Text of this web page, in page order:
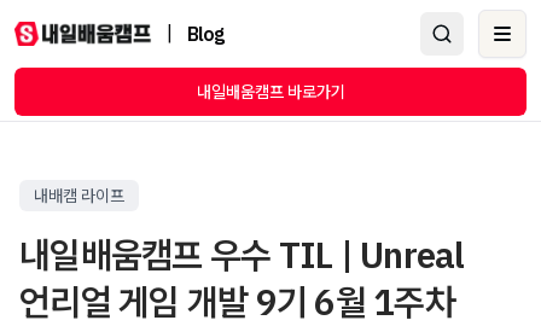
Blog
내일배움캠프 바로가기
내배캠 라이프
내일배움캠프 우수 TIL | Unreal
언리얼 게임 개발 9기 6월 1주차